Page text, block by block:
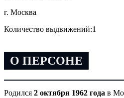
г. Москва
Количество выдвижений:1
О ПЕРСОНЕ
Родился 2 октября 1962 года в